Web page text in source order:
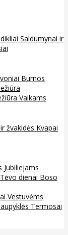
Saldumynai ir
Burnos
Vaikams
žvakidės Kvapai
Jubiliejams
Tėvo dienai Boso
Vestuvėms
Termosai